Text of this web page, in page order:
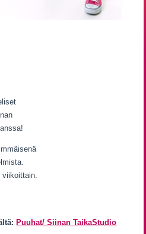
Puuhat/ Siinan TaikaStudio